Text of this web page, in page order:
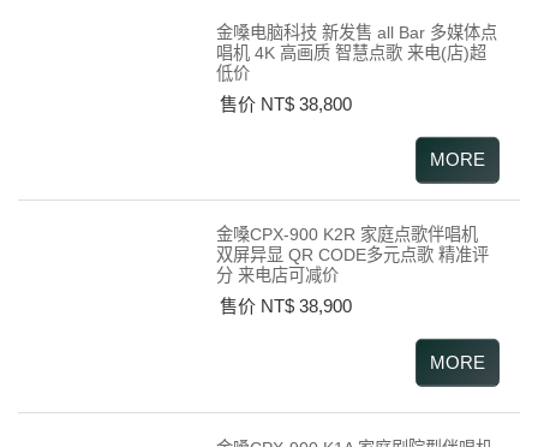
金嗓电脑科技 新发售 all Bar 多媒体点
唱机 4K 高画质 智慧点歌 来电(店)超
低价
售价 NT$ 38,800
金嗓CPX-900 K2R 家庭点歌伴唱机
双屏异显 QR CODE多元点歌 精准评
分 来电店可减价
售价 NT$ 38,900